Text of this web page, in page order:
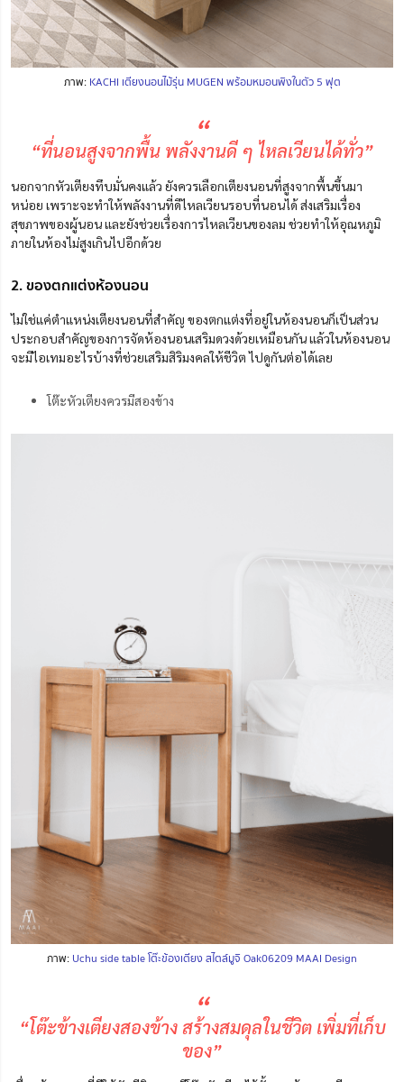
ภาพ: KACHI เตียงนอนไม้รุ่น MUGEN พร้อมหมอนพิงในตัว 5 ฟุต
“
“ที่นอนสูงจากพื้น พลังงานดี ๆ ไหลเวียนได้ทั่ว”
นอกจากหัวเตียงทึบมั่นคงแล้ว ยังควรเลือกเตียงนอนที่สูงจากพื้นขึ้นมา
หน่อย เพราะจะทำให้พลังงานที่ดีไหลเวียนรอบที่นอนได้ส่งเสริมเรื่อง
สุขภาพของผู้นอนและยังช่วยเรื่องการไหลเวียนของลม ช่วยทำให้อุณหภูมิ
ภายในห้องไม่สูงเกินไปอีกด้วย
2. ของตกแต่งห้องนอน
ไม่ใช่แค่ตำแหน่งเตียงนอนที่สำคัญ ของตกแต่งที่อยู่ในห้องนอนก็เป็นส่วน
ประกอบสำคัญของการจัดห้องนอนเสริมดวงด้วยเหมือนกัน แล้วในห้องนอน
จะมีไอเทมอะไรบ้างที่ช่วยเสริมสิริมงคลให้ชีวิต ไปดูกันต่อได้เลย
โต๊ะหัวเตียงควรมีสองข้าง
ภาพ: Uchu side table โต๊ะข้องเตียง สไตล์มูจิ Oak06209 MAAI Design
“
“โต๊ะข้างเตียงสองข้าง สร้างสมดุลในชีวิต เพิ่มที่เก็บ
ของ”